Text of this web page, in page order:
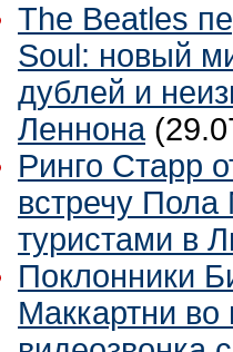
The Beatles
Soul: новый
дублей и
Леннона
Ринго Старр
встречу Пола
туристами в
Поклонники
Маккартни во